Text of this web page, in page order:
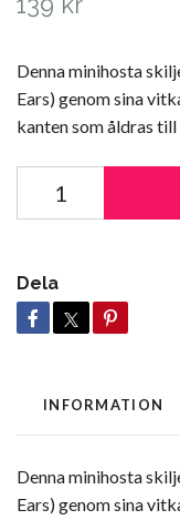
Denna minihosta
Ears) genom sina
kanten som åldras
Dela
INFORMATION
Denna minihosta
Ears) genom sina